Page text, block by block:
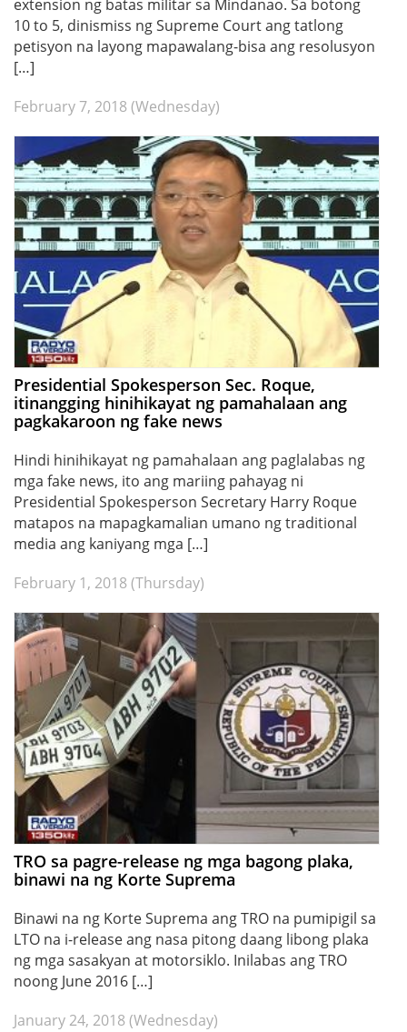
extension ng batas militar sa Mindanao. Sa botong
10 to 5, dinismiss ng Supreme Court ang tatlong
petisyon na layong mapawalang-bisa ang resolusyon
[…]
February 7, 2018 (Wednesday)
Presidential Spokesperson Sec. Roque,
itinangging hinihikayat ng pamahalaan ang
pagkakaroon ng fake news
Hindi hinihikayat ng pamahalaan ang paglalabas ng
mga fake news, ito ang mariing pahayag ni
Presidential Spokesperson Secretary Harry Roque
matapos na mapagkamalian umano ng traditional
media ang kaniyang mga […]
February 1, 2018 (Thursday)
TRO sa pagre-release ng mga bagong plaka,
binawi na ng Korte Suprema
Binawi na ng Korte Suprema ang TRO na pumipigil sa
LTO na i-release ang nasa pitong daang libong plaka
ng mga sasakyan at motorsiklo. Inilabas ang TRO
noong June 2016 […]
January 24, 2018 (Wednesday)